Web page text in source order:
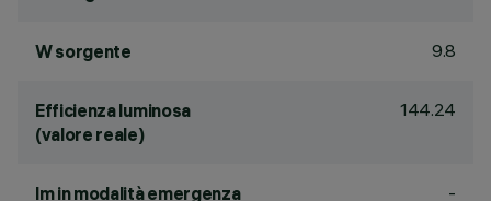
W sorgente 9.8
Efficienza luminosa
(valore reale)
144.24
lm in modalità emergenza -